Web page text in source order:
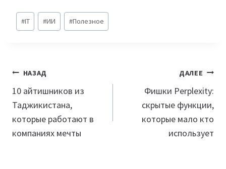
Метки
записи:
#IT #ИИ #Полезное
Навигация
по
записям
НАЗАД
10 айтишников из
Таджикистана,
которые работают в
компаниях мечты
ДАЛЕЕ
Фишки Perplexity:
скрытые функции,
которые мало кто
использует